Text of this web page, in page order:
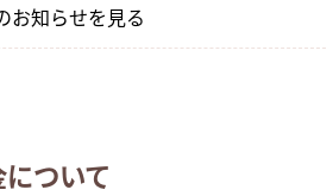
お知らせを見る
ついて